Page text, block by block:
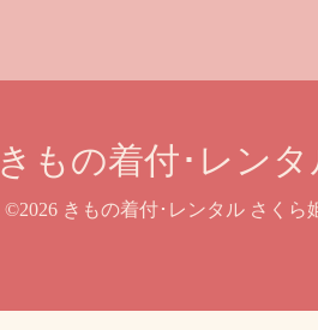
きもの着付･レン
©2026 きもの着付･レンタル さくら